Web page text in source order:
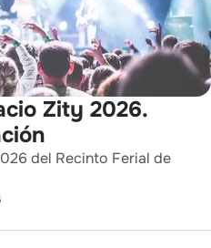
Zity 2026.
del Recinto Ferial de